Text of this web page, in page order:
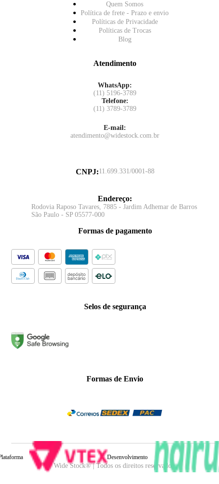
Quem Somos
Política de frete - Prazo e envio
Políticas de Privacidade
Políticas de Trocas
Blog
Atendimento
WhatsApp:
(11) 5196-3789
Telefone:
(11) 3789-3789
E-mail:
atendimento@widestock.com.br
CNPJ:11.699.331/0001-88
Endereço:
Rodovia Raposo Tavares, 7885 - Jardim Adhemar de Barros
São Paulo - SP 05577-000
Formas de pagamento
Selos de segurança
Formas de Envio
Wide Stock® | Todos os direitos reservados.
Desenvolvimento